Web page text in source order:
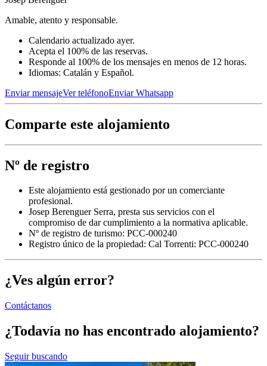
Amable, atento y responsable.
Calendario actualizado ayer.
Acepta el 100% de las reservas.
Responde al 100% de los mensajes en menos de 12 horas.
Idiomas: Catalán y Español.
Enviar mensajeVer teléfonoEnviar Whatsapp
Comparte este alojamiento
Nº de registro
Este alojamiento está gestionado por un comerciante
profesional.
Josep Berenguer Serra, presta sus servicios con el
compromiso de dar cumplimiento a la normativa aplicable.
Nº de registro de turismo: PCC-000240
Registro único de la propiedad: Cal Torrenti: PCC-000240
¿Ves algún error?
Contáctanos
¿Todavía no has encontrado alojamiento?
Seguir buscando